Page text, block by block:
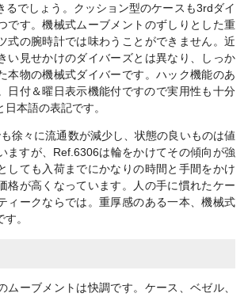
るでしょう。クッション型のケースも3rdダイ
です。機械式ムーブメントのずしりとした重
式の腕時計では味わうことができません。近
い見せかけのダイバーズとは異なり、しっか
本物の機械式ダイバーです。ハック機能のあ
日付＆曜日表示機能付ですので実用性も十分
本語の表記です。
徐々に流通数が減少し、状態の良いものは値
ますが、Ref.6306は輪をかけてその傾向が強
しても入荷までにかなりの時間と手間をかけ
格が高くなっています。人の手に慣れたケー
ィークならでは。重厚感のある一本、機械式
。
ムーブメントは快調です。ケース、ベゼル、